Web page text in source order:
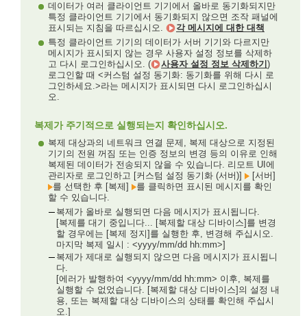
데이터가 여러 클라이언트 기기에서 올바로 동기화되지만
특정 클라이언트 기기에서 동기화되지 않으면 조작 패널에
표시되는 지침을 따르십시오.
각 메시지에 대한 대책
특정 클라이언트 기기의 데이터가 서버 기기와 다르지만
메시지가 표시되지 않는 경우 사용자 설정 정보를 삭제하
고 다시 로그인하십시오. (
사용자 설정 정보 삭제하기 )
로그인할 때 <커스텀 설정 동기화: 동기화를 위해 다시 로
그인하세요.>라는 메시지가 표시되면 다시 로그인하십시
오.
복제가 주기적으로 실행되는지 확인하십시오.
복제 대상과의 네트워크 연결 문제, 복제 대상으로 지정된
기기의 전원 꺼짐 또는 인증 정보의 변경 등의 이유로 인해
복제된 데이터가 전송되지 않을 수 있습니다. 리모트 UI에
관리자로 로그인하고 [커스텀 설정 동기화 (서버)]
[서버]
를 선택한 후 [복제]
를 클릭하면 표시된 메시지를 확인
할 수 있습니다.
복제가 올바로 실행되면 다음 메시지가 표시됩니다.
[복제를 대기 중입니다... [복제할 대상 디바이스]를 변경
할 경우에는 [복제 정지]를 실행한 후, 변경해 주십시오.
마지막 복제 일시 : <yyyy/mm/dd hh:mm>]
복제가 제대로 실행되지 않으면 다음 메시지가 표시됩니
다.
[에러가 발행하여 <yyyy/mm/dd hh:mm> 이후, 복제를
실행할 수 없었습니다. [복제할 대상 디바이스]의 설정 내
용, 또는 복제할 대상 디바이스의 상태를 확인해 주십시
오.]